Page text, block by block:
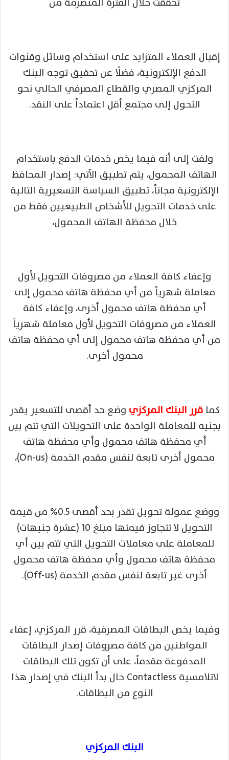
إقبال العملاء المتزايد على استخدام وسائل وقنوات
الدفع الإلكترونية، فضلًا عن تحقيق توجه البنك
المركزي المصري والقطاع المصرفي الحالي نحو
التحول إلى مجتمع أقل اعتماداً على النقد.
ولفت إلى أنه فيما يخص خدمات الدفع باستخدام
الهاتف المحمول، يتم تطبيق الآتي: إصدار المحافظ
الإلكترونية مجاناً، تطبيق السياسة التسعيرية التالية
على خدمات التحويل للأشخاص الطبيعيين فقط من
خلال محفظة الهاتف المحمول،
وإعفاء كافة العملاء من مصروفات التحويل لأول
معاملة شهرياً من أي محفظة هاتف محمول إلى
أي محفظة هاتف محمول أخرى، وإعفاء كافة
العملاء من مصروفات التحويل لأول معاملة شهرياً
من أي محفظة هاتف محمول إلى أي محفظة هاتف
محمول أخرى.
كما قرر البنك المركزي وضع حد أقصى للتسعير يقدر
بجنيه للمعاملة الواحدة على التحويلات التي تتم بين
أي محفظة هاتف محمول وأي محفظة هاتف
محمول أخرى تابعة لنفس مقدم الخدمة (On-us)،
ووضع عمولة تحويل تقدر بحد أقصى 0.5% من قيمة
التحويل لا تتجاوز قيمتها مبلغ 10 (عشرة جنيهات)
للمعاملة على معاملات التحويل التي تتم بين أي
محفظة هاتف محمول وأي محفظة هاتف محمول
أخرى غير تابعة لنفس مقدم الخدمة (Off-us).
وفيما يخص البطاقات المصرفية، قرر المركزي، إعفاء
المواطنين من كافة مصروفات إصدار البطاقات
المدفوعة مقدماً، على أن تكون تلك البطاقات
لاتلامسية Contactless حال بدأ البنك في إصدار هذا
النوع من البطاقات.
البنك المركزي